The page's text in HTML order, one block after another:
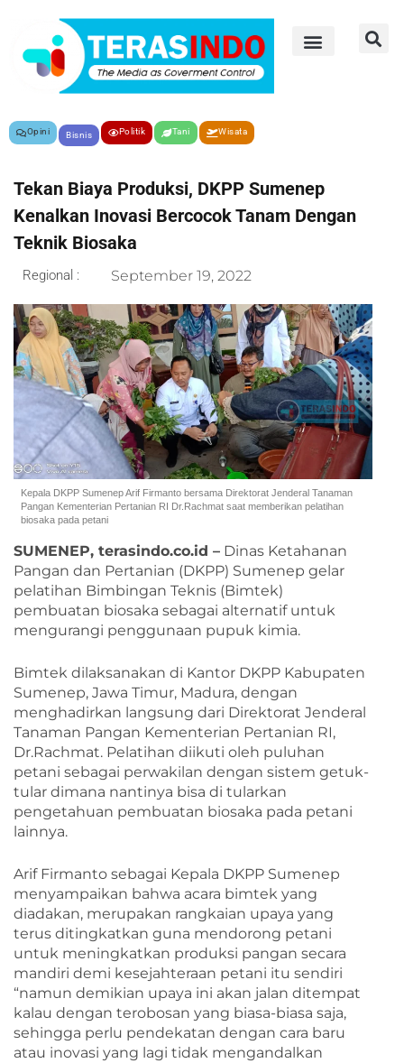
Opini Bisnis Politik Tani Wisata
Tekan Biaya Produksi, DKPP Sumenep
Kenalkan Inovasi Bercocok Tanam Dengan
Teknik Biosaka
Regional : September 19, 2022
Kepala DKPP Sumenep Arif Firmanto bersama Direktorat Jenderal Tanaman
Pangan Kementerian Pertanian RI Dr.Rachmat saat memberikan pelatihan
biosaka pada petani
SUMENEP, terasindo.co.id – Dinas Ketahanan
Pangan dan Pertanian (DKPP) Sumenep gelar
pelatihan Bimbingan Teknis (Bimtek)
pembuatan biosaka sebagai alternatif untuk
mengurangi penggunaan pupuk kimia.
Bimtek dilaksanakan di Kantor DKPP Kabupaten
Sumenep, Jawa Timur, Madura, dengan
menghadirkan langsung dari Direktorat Jenderal
Tanaman Pangan Kementerian Pertanian RI,
Dr.Rachmat. Pelatihan diikuti oleh puluhan
petani sebagai perwakilan dengan sistem getuk-
tular dimana nantinya bisa di tularkan
pengetahuan pembuatan biosaka pada petani
lainnya.
Arif Firmanto sebagai Kepala DKPP Sumenep
menyampaikan bahwa acara bimtek yang
diadakan, merupakan rangkaian upaya yang
terus ditingkatkan guna mendorong petani
untuk meningkatkan produksi pangan secara
mandiri demi kesejahteraan petani itu sendiri
“namun demikian upaya ini akan jalan ditempat
kalau dengan terobosan yang biasa-biasa saja,
sehingga perlu pendekatan dengan cara baru
atau inovasi yang lagi tidak mengandalkan